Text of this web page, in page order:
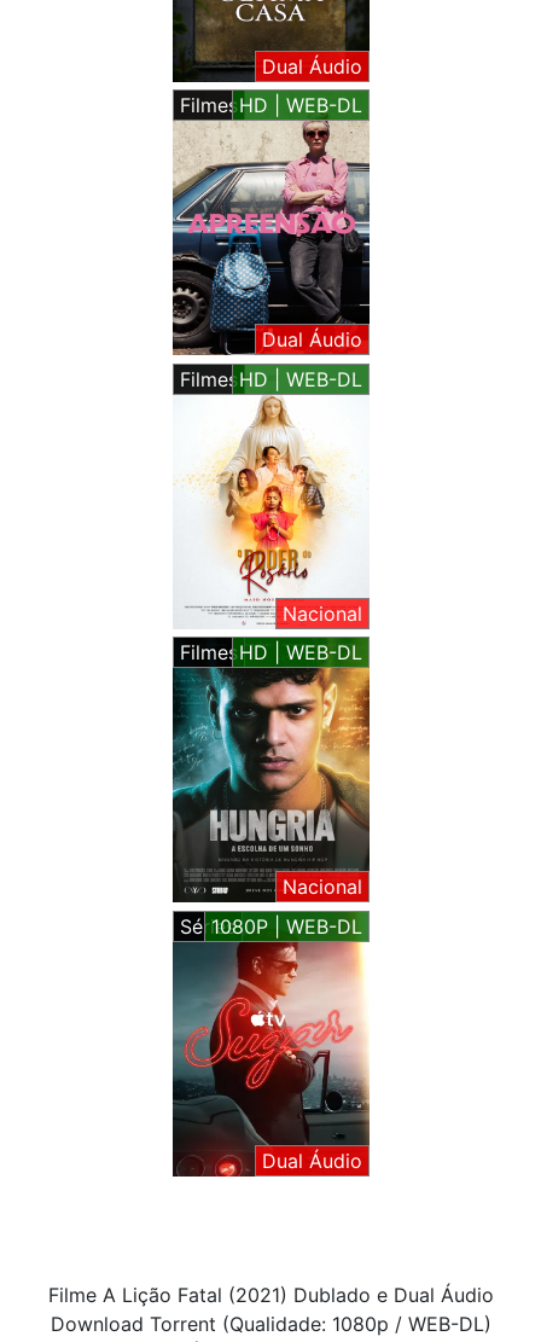
Dual Áudio
FilmesHD | WEB-DL
Dual Áudio
FilmesHD | WEB-DL
Nacional
FilmesHD | WEB-DL
Nacional
Séries1080P | WEB-DL
Dual Áudio
Filme A Lição Fatal (2021) Dublado e Dual Áudio
Download Torrent (Qualidade: 1080p / WEB-DL)